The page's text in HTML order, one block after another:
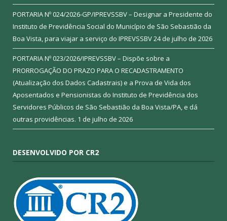
PORTARIA Nº 024/2026-GP/IPREVSSBV – Designar a Presidente do
Instituto de Previdência Social do Município de São Sebastião da
Boa Vista, para viajar a serviço do IPREVSSBV24 de julho de 2026
PORTARIA Nº 023/2026/IPREVSSBV – Dispõe sobre a
PRORROGAÇÃO DO PRAZO PARA O RECADASTRAMENTO
(Atualização dos Dados Cadastrais) e a Prova de Vida dos
Aposentados e Pensionistas do Instituto de Previdência dos
Servidores Públicos de São Sebastião da Boa Vista/PA, e dá
outras providências. 1 de julho de 2026
DESENVOLVIDO POR CR2